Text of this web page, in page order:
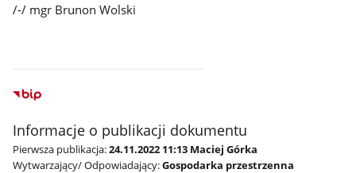
/-/ mgr Brunon Wolski
Informacje o publikacji dokumentu
Pierwsza publikacja:24.11.2022 11:13 Maciej Górka
Wytwarzający/ Odpowiadający:Gospodarka przestrzenna